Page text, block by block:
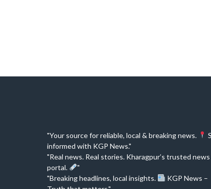
"Your source for reliable, local & breaking news.
informed with KGP News."
"Real news. Real stories. Kharagpur’s trusted news
portal.
"
"Breaking headlines, local insights.
KGP News –